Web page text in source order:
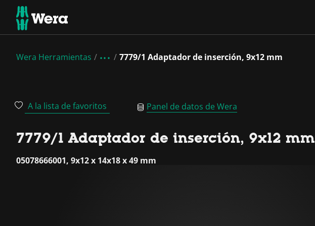
Wera Herramientas 7779/1 Adaptador de inserción, 9x12 mm
A la lista de favoritos Panel de datos de Wera
7779/1 Adaptador de inserción, 9x12 mm
05078666001, 9x12 x 14x18 x 49 mm